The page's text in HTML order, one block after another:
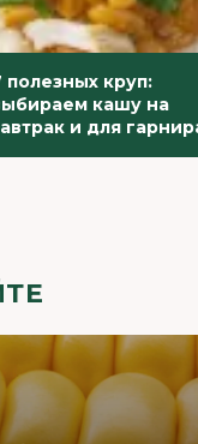
полезных круп:
кашу на
и для